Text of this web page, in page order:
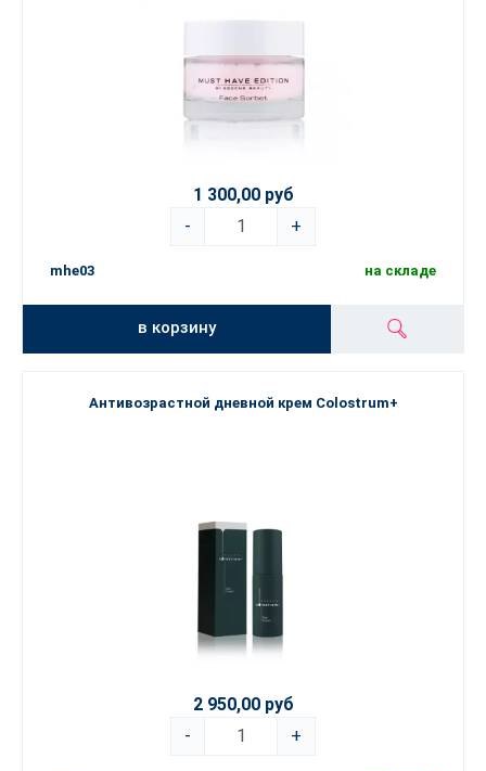
1 300,00 руб
-
+
mhe03 на складе
в корзину
Антивозрастной дневной крем Colostrum+
2 950,00 руб
-
+